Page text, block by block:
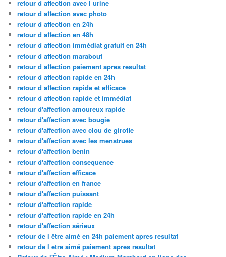
retour d affection avec l urine
retour d affection avec photo
retour d affection en 24h
retour d affection en 48h
retour d affection immédiat gratuit en 24h
retour d affection marabout
retour d affection paiement apres resultat
retour d affection rapide en 24h
retour d affection rapide et efficace
retour d affection rapide et immédiat
retour d'affection amoureux rapide
retour d'affection avec bougie
retour d'affection avec clou de girofle
retour d'affection avec les menstrues
retour d'affection benin
retour d'affection consequence
retour d'affection efficace
retour d'affection en france
retour d'affection puissant
retour d'affection rapide
retour d'affection rapide en 24h
retour d'affection sérieux
retour de l être aimé en 24h paiement apres resultat
retour de l etre aimé paiement apres resultat